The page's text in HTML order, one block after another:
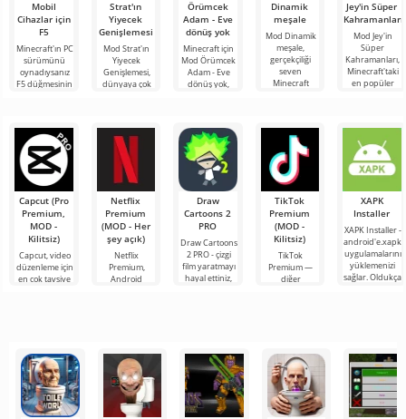
Mobil
Cihazlar için
F5
Minecraft'ın PC
sürümünü
oynadıysanız
F5 düğmesinin
seçenek oyun
Strat'ın
Yiyecek
Genişlemesi
Mod Strat'ın
Yiyecek
Genişlemesi,
dünyaya çok
yöntemleri ve
Örümcek
Adam - Eve
dönüş yok
Minecraft için
Mod Örümcek
Adam - Eve
dönüş yok,
karakterleri
bloklu
Dinamik
meşale
Mod Dinamik
meşale,
gerçekçiliği
seven
Minecraft
Eklenti,
Jey'in Süper
Kahramanları
Mod Jey'in
Süper
Kahramanları,
Minecraft'taki
en popüler
TV
Capcut (Pro
Premium,
MOD -
Kilitsiz)
Capcut, video
düzenleme için
en çok tavsiye
Netflix
Premium
(MOD - Her
şey açık)
Netflix
Premium,
Android
Draw
Cartoons 2
PRO
Draw Cartoons
2 PRO - çizgi
film yaratmayı
hayal ettiniz,
TikTok
Premium
(MOD -
Kilitsiz)
TikTok
Premium —
diğer
sağlayan
XAPK
Installer
XAPK Installer -
android'e.xapk
uygulamalarını
yüklemenizi
sağlar. Oldukça